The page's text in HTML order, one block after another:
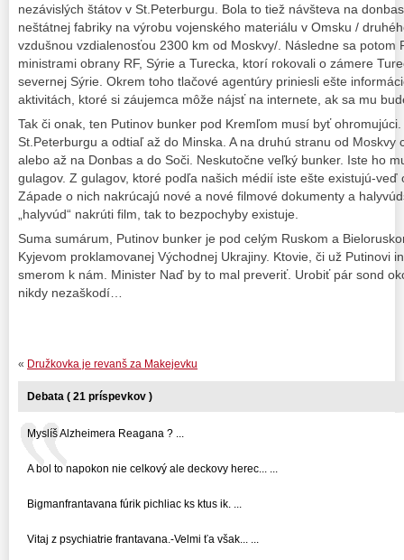
nezávislých štátov v St.Peterburgu. Bola to tiež návšteva na
neštátnej fabriky na výrobu vojenského materiálu v Omsku /
vzdušnou vzdialenosťou 2300 km od Moskvy/. Následne sa potom
ministrami obrany RF, Sýrie a Turecka, ktorí rokovali o zámere
severnej Sýrie. Okrem toho tlačové agentúry priniesli ešte
aktivitách, ktoré si záujemca môže nájsť na internete, ak sa mu
Tak či onak, ten Putinov bunker pod Kremľom musí byť
St.Peterburgu a odtiaľ až do Minska. A na druhú stranu od Moskvy
alebo až na Donbas a do Soči. Neskutočne veľký bunker. Iste ho
gulagov. Z gulagov, ktoré podľa našich médií iste ešte existujú-veď
Západe o nich nakrúcajú nové a nové filmové dokumenty a
„halyvúd“ nakrúti film, tak to bezpochyby existuje.
Suma sumárum, Putinov bunker je pod celým Ruskom a
Kyjevom proklamovanej Východnej Ukrajiny. Ktovie, či už Putinovi
smerom k nám. Minister Naď by to mal preveriť. Urobiť pár sond
nikdy nezaškodí…
« Družkovka je revanš za Makejevku
Debata ( 21 príspevkov )
Myslíš Alzheimera Reagana ? ...
A bol to napokon nie celkový ale deckovy herec... ...
Bigmanfrantavana fúrik pichliac ks ktus ik. ...
Vitaj z psychiatrie frantavana.-Velmi ťa však... ...